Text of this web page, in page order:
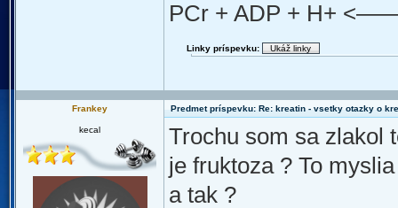
PCr + ADP + H+
Linky príspevku:
Frankey Predmet príspevku: Re: kreatin - vsetky otazky o
kecal
Trochu som sa zlakol
je fruktoza ? To
a tak ?